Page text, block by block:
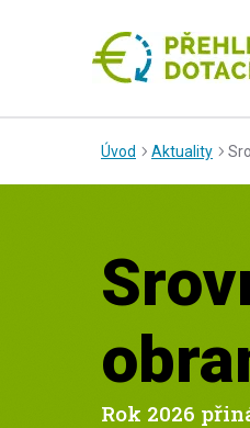
Úvod Aktuality
Rok 2026